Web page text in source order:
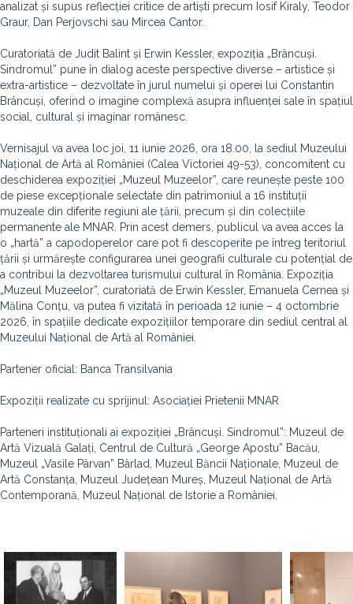
analizat și supus reflecției critice de artiști precum Iosif Kiraly, Teodor
Graur, Dan Perjovschi sau Mircea Cantor.
Curatoriată de Judit Balint și Erwin Kessler, expoziția „Brâncuși.
Sindromul” pune în dialog aceste perspective diverse – artistice și
extra-artistice – dezvoltate în jurul numelui și operei lui Constantin
Brâncuși, oferind o imagine complexă asupra influenței sale în spațiul
social, cultural și imaginar românesc.
Vernisajul va avea loc joi, 11 iunie 2026, ora 18.00, la sediul Muzeului
Național de Artă al României (Calea Victoriei 49-53), concomitent cu
deschiderea expoziției „Muzeul Muzeelor”, care reunește peste 100
de piese excepționale selectate din patrimoniul a 16 instituții
muzeale din diferite regiuni ale țării, precum și din colecțiile
permanente ale MNAR. Prin acest demers, publicul va avea acces la
o „hartă” a capodoperelor care pot fi descoperite pe întreg teritoriul
țării și urmărește configurarea unei geografii culturale cu potențial de
a contribui la dezvoltarea turismului cultural în România. Expoziția
„Muzeul Muzeelor”, curatoriată de Erwin Kessler, Emanuela Cernea și
Mălina Conțu, va putea fi vizitată în perioada 12 iunie – 4 octombrie
2026, în spațiile dedicate expozițiilor temporare din sediul central al
Muzeului Național de Artă al României.
Partener oficial: Banca Transilvania
Expoziții realizate cu sprijinul: Asociației Prietenii MNAR
Parteneri instituționali ai expoziției „Brâncuși. Sindromul”: Muzeul de
Artă Vizuală Galați, Centrul de Cultură „George Apostu” Bacău,
Muzeul „Vasile Pârvan” Bârlad, Muzeul Băncii Naționale, Muzeul de
Artă Constanța, Muzeul Județean Mureș, Muzeul Național de Artă
Contemporană, Muzeul Național de Istorie a României.